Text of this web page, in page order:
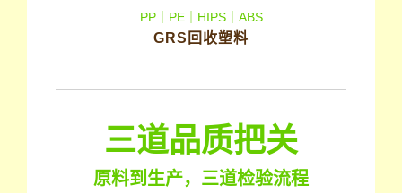
PP｜PE｜HIPS｜ABS
GRS回收塑料
三道品质把关
原料到生产，三道检验流程